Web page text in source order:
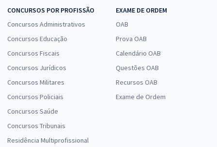
CONCURSOS POR PROFISSÃO
Concursos Administrativos
Concursos Educação
Concursos Fiscais
Concursos Jurídicos
Concursos Militares
Concursos Policiais
Concursos Saúde
Concursos Tribunais
Residência Multiprofissional
EXAME DE ORDEM
OAB
Prova OAB
Calendário OAB
Questões OAB
Recursos OAB
Exame de Ordem